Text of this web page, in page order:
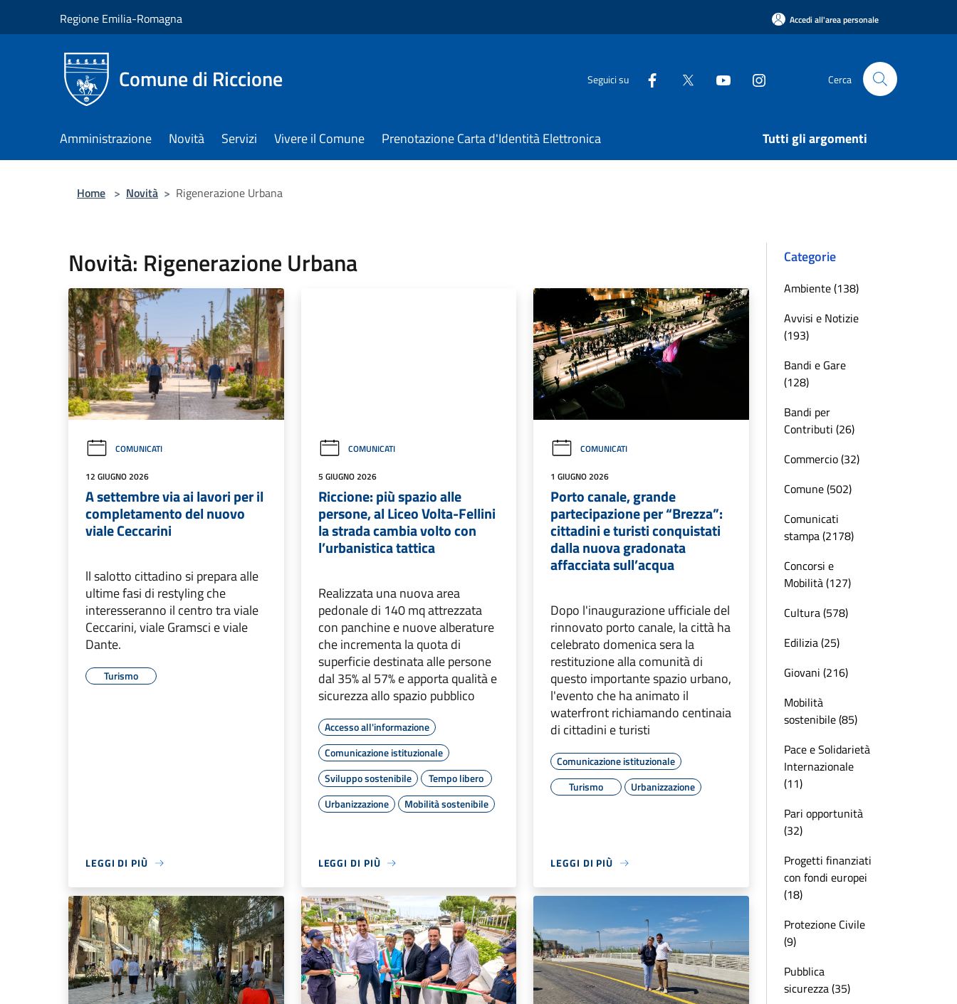
Regione Emilia-Romagna Accedi all'area personale
Comune di Riccione Seguici su Cerca
Amministrazione Novità Servizi Vivere il Comune Prenotazione Carta d'Identità Elettronica Tutti gli argomenti
Home > Novità > Rigenerazione Urbana
Novità: Rigenerazione Urbana
COMUNICATI
12 GIUGNO 2026
A settembre via ai lavori per il
completamento del nuovo
viale Ceccarini
ll salotto cittadino si prepara alle
ultime fasi di restyling che
interesseranno il centro tra viale
Ceccarini, viale Gramsci e viale
Dante.
Turismo
LEGGI DI PIÙ
COMUNICATI
5 GIUGNO 2026
Riccione: più spazio alle
persone, al Liceo Volta-Fellini
la strada cambia volto con
l’urbanistica tattica
Realizzata una nuova area
pedonale di 140 mq attrezzata
con panchine e nuove alberature
che incrementa la quota di
superficie destinata alle persone
dal 35% al 57% e apporta qualità e
sicurezza allo spazio pubblico
Accesso all'informazione
Comunicazione istituzionale
Sviluppo sostenibile
Tempo libero
Urbanizzazione
Mobilità sostenibile
LEGGI DI PIÙ
COMUNICATI
1 GIUGNO 2026
Porto canale, grande
partecipazione per “Brezza”:
cittadini e turisti conquistati
dalla nuova gradonata
affacciata sull’acqua
Dopo l'inaugurazione ufficiale del
rinnovato porto canale, la città ha
celebrato domenica sera la
restituzione alla comunità di
questo importante spazio urbano,
l'evento che ha animato il
waterfront richiamando centinaia
di cittadini e turisti
Comunicazione istituzionale
Turismo
Urbanizzazione
LEGGI DI PIÙ
Categorie
Ambiente (138)
Avvisi e Notizie
(193)
Bandi e Gare
(128)
Bandi per
Contributi (26)
Commercio (32)
Comune (502)
Comunicati
stampa (2178)
Concorsi e
Mobilità (127)
Cultura (578)
Edilizia (25)
Giovani (216)
Mobilità
sostenibile (85)
Pace e Solidarietà
Internazionale
(11)
Pari opportunità
(32)
Progetti finanziati
con fondi europei
(18)
Protezione Civile
(9)
Pubblica
sicurezza (35)